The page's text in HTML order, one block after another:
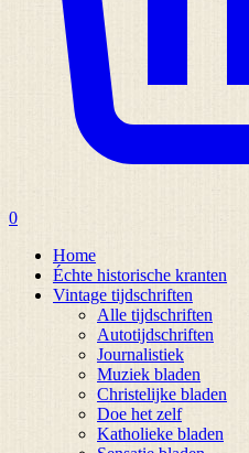
0
Home
Échte historische kranten
Vintage tijdschriften
Alle tijdschriften
Autotijdschriften
Journalistiek
Muziek bladen
Christelijke bladen
Doe het zelf
Katholieke bladen